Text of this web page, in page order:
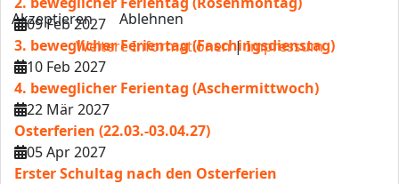
09 Feb 2027
3. beweglicher Ferientag (Faschingsdienstag)
10 Feb 2027
4. beweglicher Ferientag (Aschermittwoch)
22 Mär 2027
Osterferien (22.03.-03.04.27)
05 Apr 2027
Erster Schultag nach den Osterferien
Akzeptieren
Ablehnen
Weitere Informationen|Impressum